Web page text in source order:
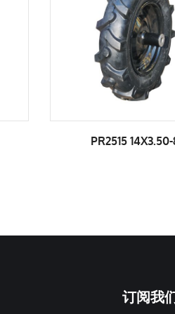
PR2604
订阅我